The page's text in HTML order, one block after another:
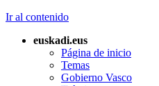
Ir al contenido
euskadi.eus
Página de inicio
Temas
Gobierno Vasco